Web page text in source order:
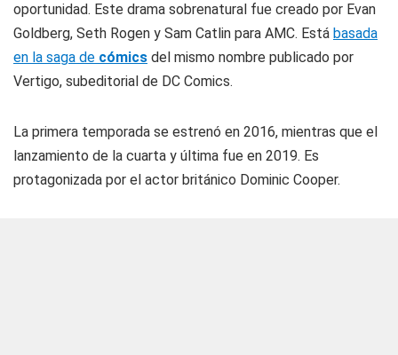
oportunidad. Este drama sobrenatural fue creado por Evan
Goldberg, Seth Rogen y Sam Catlin para AMC. Está basada
en la saga de cómics del mismo nombre publicado por
Vertigo, subeditorial de DC Comics.
La primera temporada se estrenó en 2016, mientras que el
lanzamiento de la cuarta y última fue en 2019. Es
protagonizada por el actor británico Dominic Cooper.